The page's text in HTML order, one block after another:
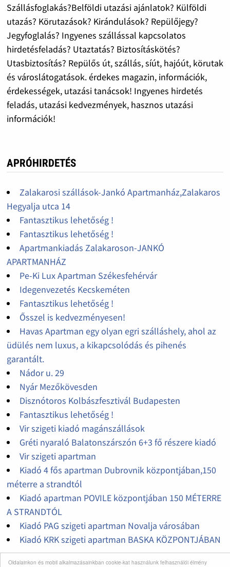
Oldalainkon és mobil alkalmazásainkban cookie-kat használunk felhasználói élmény
Szállásfoglakás?Belföldi utazási ajánlatok? Külföldi
utazás? Körutazások? Kirándulások? Repülőjegy?
Jegyfoglalás? Ingyenes szállással kapcsolatos
hirdetésfeladás? Utaztatás? Biztosításkötés?
Utasbiztosítás? Repülős út, szállás, síút, hajóút, körutak
és városlátogatások. érdekes magazin, információk,
érdekességek, utazási tanácsok! Ingyenes hirdetés
feladás, utazási kedvezmények, hasznos utazási
információk!
APRÓHIRDETÉS
Zalakarosi szállások-Jankó Apartmanház,Zalakaros
Hegyalja utca 14
Fantasztikus lehetőség !
Fantasztikus lehetőség !
Apartmankiadás Zalakaroson-JANKÓ
APARTMANHÁZ
Pe-Ki Lux Apartman Székesfehérvár
Idegenvezetés Kecskeméten
Fantasztikus lehetőség !
Ősszel is kedvezményesen!
Havas Apartman egy olyan egri szálláshely, ahol az
üdülés nem luxus, a kikapcsolódás és pihenés
garantált.
Nádor u. 29
Nyár Mezőkövesden
Disznótoros Kolbászfesztivál Budapesten
Fantasztikus lehetőség !
Vir szigeti kiadó magánszállások
Gréti nyaraló Balatonszárszón 6+3 fő részere kiadó
Vir szigeti apartman
Kiadó 4 fős apartman Dubrovnik központjában,150
méterre a strandtól
Kiadó apartman POVILE központjában 150 MÉTERRE
A STRANDTÓL
Kiadó PAG szigeti apartman Novalja városában
Kiadó KRK szigeti apartman BASKA KÖZPONTJÁBAN